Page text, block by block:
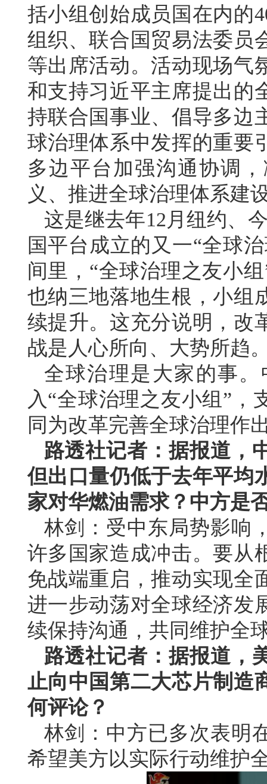
括小组创始成员国在内的
组织、联合国贸易法委员
等出席活动。活动现场气
和支持习近平主席提出的
持联合国事业、倡导多边
球治理体系中发挥的重要
多边平台加强沟通协调
义、推进全球治理体系建
这是继去年12月纽约、
国平台成立的又一“全球
间里，“全球治理之友小
也纳三地落地生根，小组
续提升。这充分说明，改
战是人心所向、大势所趋
全球治理是大家的事
入“全球治理之友小组”
同为改革完善全球治理作
路透社记者：据报道，
但出口量仍低于去年平均
家对华燃油需求？中方是
林剑：受中东局势影响
许多国家造成冲击。要从
免战端重启，推动实现全
进一步动荡对全球经济发
续保持沟通，共同维护全
路透社记者：据报道，
止向中国第二大芯片制造
何评论？
林剑：中方已多次表明
希望美方以实际行动维护